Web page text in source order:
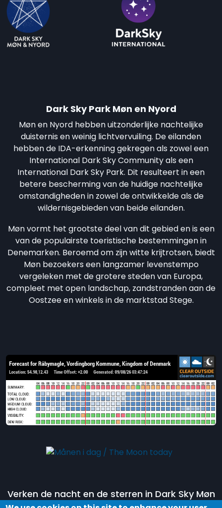
Dark Sky Park Møn en Nyord
Møn en Nyord hebben uitzonderlijke nachtelijke
duisternis en weinig lichtvervuiling. De eilanden
hebben de IDA-erkenning gekregen als zowel een
International Dark Sky Community als een
International Dark Sky Park. Dit resulteert in een
betere bescherming van de huidige nachtelijke
omstandigheden in zowel de ontwikkelde als de
wildernisgebieden van beide eilanden.
Møn vormt het grootste deel van dit gebied en is een
van de populairste toeristische bestemmingen in
Denemarken. Beroemd om zijn witte krijtrotsen, biedt
Møn bezoekers een langzamer levenstempo
vergeleken met de grotere steden van Europa,
compleet met open landschap, zandstranden aan de
Oostzee en winkels in de marktstad Stege.
Verken de nacht en de sterren in Dark Sky Møn